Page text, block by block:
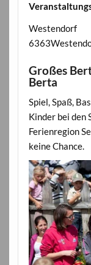
Westendorf
Großes
Berta
Spiel, Spaß,
Kinder bei den
Ferienregion
keine Chance.